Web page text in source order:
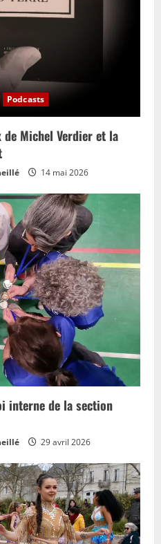
Podcasts
de Michel Verdier et la
14 mai 2026
interne de la section
29 avril 2026